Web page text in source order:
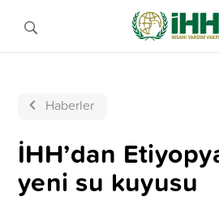
Haberler
İHH’dan
yeni su kuyusu